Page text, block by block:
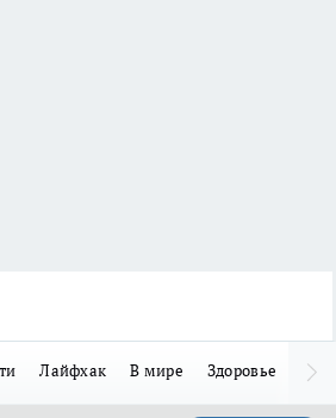
Лайфхак В мире Здоровье